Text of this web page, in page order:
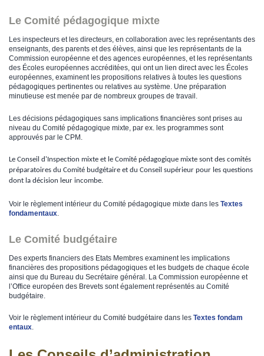
Le Comité pédagogique mixte
Les inspecteurs et les directeurs, en collaboration avec les représentants des
enseignants, des parents et des élèves, ainsi que les représentants de la
Commission européenne et des agences européennes, et les représentants
des Écoles européennes accréditées, qui ont un lien direct avec les Écoles
européennes, examinent les propositions relatives à toutes les questions
pédagogiques pertinentes ou relatives au système. Une préparation
minutieuse est menée par de nombreux groupes de travail.
Les décisions pédagogiques sans implications financières sont prises au
niveau du Comité pédagogique mixte, par ex. les programmes sont
approuvés par le CPM.
Le Conseil d'Inspection mixte et le Comité pédagogique mixte sont des comités
préparatoires du Comité budgétaire et du Conseil supérieur pour les questions
dont la décision leur incombe.
Voir le règlement intérieur du Comité pédagogique mixte dans les Te​xtes
fond​amentaux.
Le Comité budgétaire
Des experts financiers des Etats Membres examinent les implications
financières des propositions pédagogiques et les budgets de chaque école
ainsi que du Bureau du Secrétaire général. La Commission européenne et
l’Office européen des Brevets sont également représentés au Comité
budgétaire.
Voir le règlement intérieur du Comité budgétaire dans les Textes f​ondam​
entaux.